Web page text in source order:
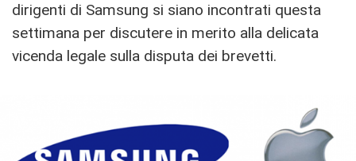
dirigenti di Samsung si siano incontrati questa
settimana per discutere in merito alla delicata
vicenda legale sulla disputa dei brevetti.